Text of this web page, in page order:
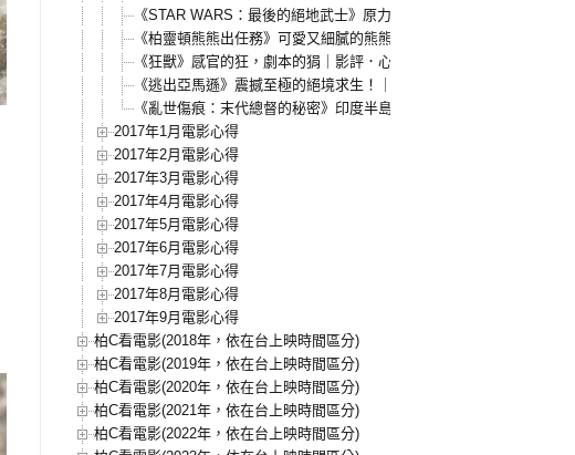
《STAR WARS：最後的絕地武士》原力的真正覺醒！｜影評．心得
《柏靈頓熊熊出任務》可愛又細膩的熊熊電影！｜影評．心得
《狂獸》感官的狂，劇本的狷｜影評．心得
《逃出亞馬遜》震撼至極的絕境求生！｜影評．心得
《亂世傷痕：末代總督的秘密》印度半島的哀傷小調｜影評．心得
2017年1月電影心得
2017年2月電影心得
2017年3月電影心得
2017年4月電影心得
2017年5月電影心得
2017年6月電影心得
2017年7月電影心得
2017年8月電影心得
2017年9月電影心得
柏C看電影(2018年，依在台上映時間區分)
柏C看電影(2019年，依在台上映時間區分)
柏C看電影(2020年，依在台上映時間區分)
柏C看電影(2021年，依在台上映時間區分)
柏C看電影(2022年，依在台上映時間區分)